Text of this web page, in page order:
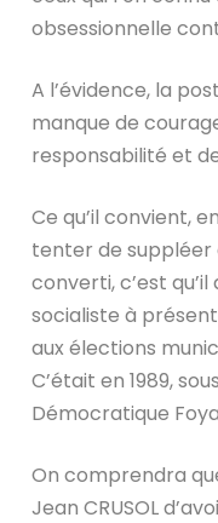
obsessionnelle
A l’évidence, la
manque de
responsabilité et
Ce qu’il convient,
tenter de suppléer
converti, c’est
socialiste à
aux élections
C’était en 1989,
Démocratique
On comprendra
Jean CRUSOL